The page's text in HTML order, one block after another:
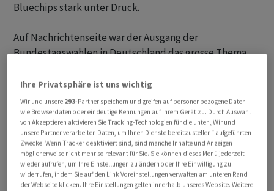
Bluechips stark unter Druck.
Auf Nachrichtenseite war der Ausgang der
Bundestagswahlen in Deutschland das grosse Thema.
dürfte nun zusammen mit der SPD eine grosse Koalition
eingehen, hiess es am Markt. Händler hofften, dass ein
solches Regierungsbündnis neben Stabilität und
Kontinuität auch rasch wirtschaftsfreundliche Reformen
zeitigen werde. Daneben standen aber auch weiterhin
US-Präsident Donald Trump und seine Handels- und
Geopolitik im Fokus. Dass die Verunsicherung
Ihre Privatsphäre ist uns wichtig
Wir und unsere 293-Partner speichern und greifen auf personenbezogene Daten
wie Browserdaten oder eindeutige Kennungen auf Ihrem Gerät zu. Durch Auswahl
von Akzeptieren aktivieren Sie Tracking-Technologien für die unter „Wir und
unsere Partner verarbeiten Daten, um Ihnen Dienste bereitzustellen“ aufgeführten
Zwecke. Wenn Tracker deaktiviert sind, sind manche Inhalte und Anzeigen
möglicherweise nicht mehr so relevant für Sie. Sie können dieses Menü jederzeit
wieder aufrufen, um Ihre Einstellungen zu ändern oder Ihre Einwilligung zu
widerrufen, indem Sie auf den Link Voreinstellungen verwalten am unteren Rand
der Webseite klicken. Ihre Einstellungen gelten innerhalb unseres Website. Weitere